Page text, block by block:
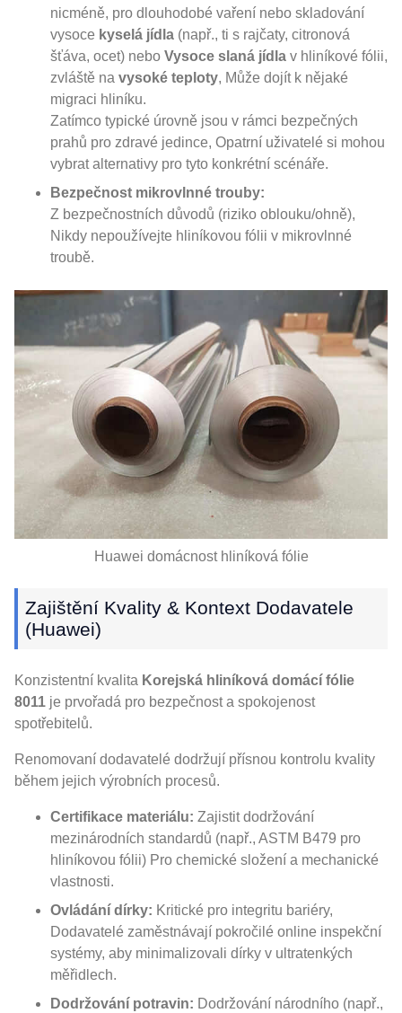
nicméně, pro dlouhodobé vaření nebo skladování
vysoce kyselá jídla (např., ti s rajčaty, citronová
šťáva, ocet) nebo Vysoce slaná jídla v hliníkové fólii,
zvláště na vysoké teploty, Může dojít k nějaké
migraci hliníku.
Zatímco typické úrovně jsou v rámci bezpečných
prahů pro zdravé jedince, Opatrní uživatelé si mohou
vybrat alternativy pro tyto konkrétní scénáře.
Bezpečnost mikrovlnné trouby:
Z bezpečnostních důvodů (riziko oblouku/ohně),
Nikdy nepoužívejte hliníkovou fólii v mikrovlnné
troubě.
Huawei domácnost hliníková fólie
Zajištění Kvality & Kontext Dodavatele
(Huawei)
Konzistentní kvalita Korejská hliníková domácí fólie
8011 je prvořadá pro bezpečnost a spokojenost
spotřebitelů.
Renomovaní dodavatelé dodržují přísnou kontrolu kvality
během jejich výrobních procesů.
Certifikace materiálu: Zajistit dodržování
mezinárodních standardů (např., ASTM B479 pro
hliníkovou fólii) Pro chemické složení a mechanické
vlastnosti.
Ovládání dírky: Kritické pro integritu bariéry,
Dodavatelé zaměstnávají pokročilé online inspekční
systémy, aby minimalizovali dírky v ultratenkých
měřidlech.
Dodržování potravin: Dodržování národního (např.,